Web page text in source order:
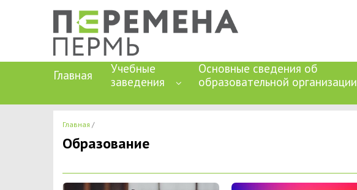
Главная
Учебные
заведения
Основные сведения об
образовательной организации
Главная
Образование